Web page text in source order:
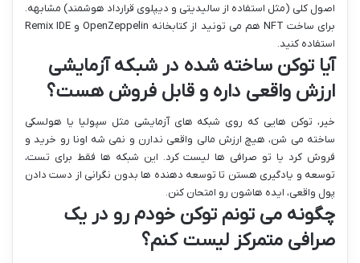
اصول کلی (مثل استفاده از سالیدیتی و دیپلوی قرارداد هوشمند) مشابهه.
برای ساخت NFT هم می تونید از کتابخانه OpenZeppelin و Remix IDE
استفاده کنید.
آیا توکن ساخته شده در شبکه آزمایشی
ارزش واقعی داره و قابل فروش هست؟
خیر، توکن هایی که روی شبکه های آزمایشی مثل سپولیا یا هولسکی
ساخته می شن، هیچ ارزش مالی واقعی ندارن و نمی شه اونا رو خرید و
فروش کرد یا تو صرافی ها لیست کرد. این شبکه ها فقط برای تست،
توسعه و یادگیری هستن تا توسعه دهنده ها بدون نگرانی از دست دادن
پول واقعی، ایده هاشون رو امتحان کنن.
چگونه می تونم توکن خودم رو در یک
صرافی متمرکز لیست کنم؟